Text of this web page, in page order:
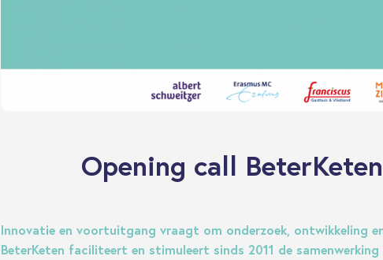
Opening call
Innovatie en voortuitgang vraagt om onderzoek, ontwikkeling
BeterKeten faciliteert en stimuleert sinds 2011 de